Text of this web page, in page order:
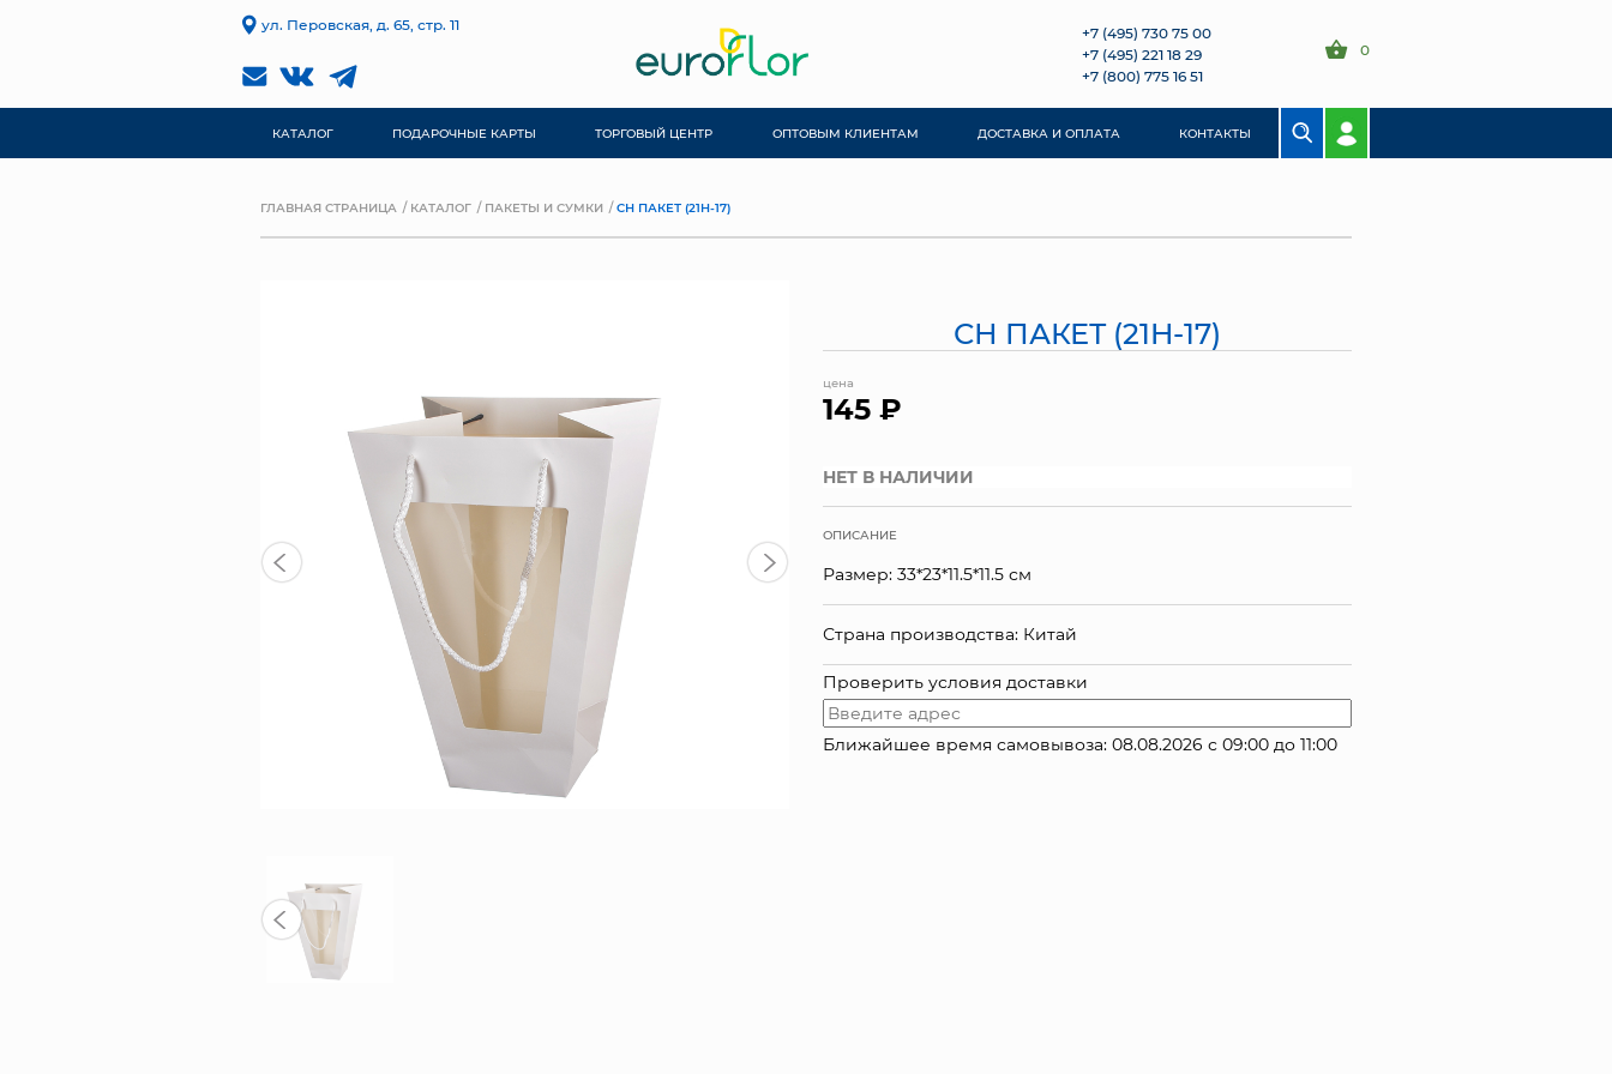
ул. Перовская, д. 65, стр. 11
+7 (495) 730 75 00
+7 (495) 221 18 29
+7 (800) 775 16 51
0
КАТАЛОГ ПОДАРОЧНЫЕ КАРТЫ ТОРГОВЫЙ ЦЕНТР ОПТОВЫМ КЛИЕНТАМ ДОСТАВКА И ОПЛАТА КОНТАКТЫ
ГЛАВНАЯ СТРАНИЦА КАТАЛОГ ПАКЕТЫ И СУМКИ СН ПАКЕТ (21H-17)
СН ПАКЕТ (21H-17)
цена
145 ₽
НЕТ В НАЛИЧИИ
ОПИСАНИЕ
Размер: 33*23*11.5*11.5 см
Страна производства: Китай
Проверить условия доставки
Ближайшее время самовывоза: 08.08.2026 с 09:00 до 11:00